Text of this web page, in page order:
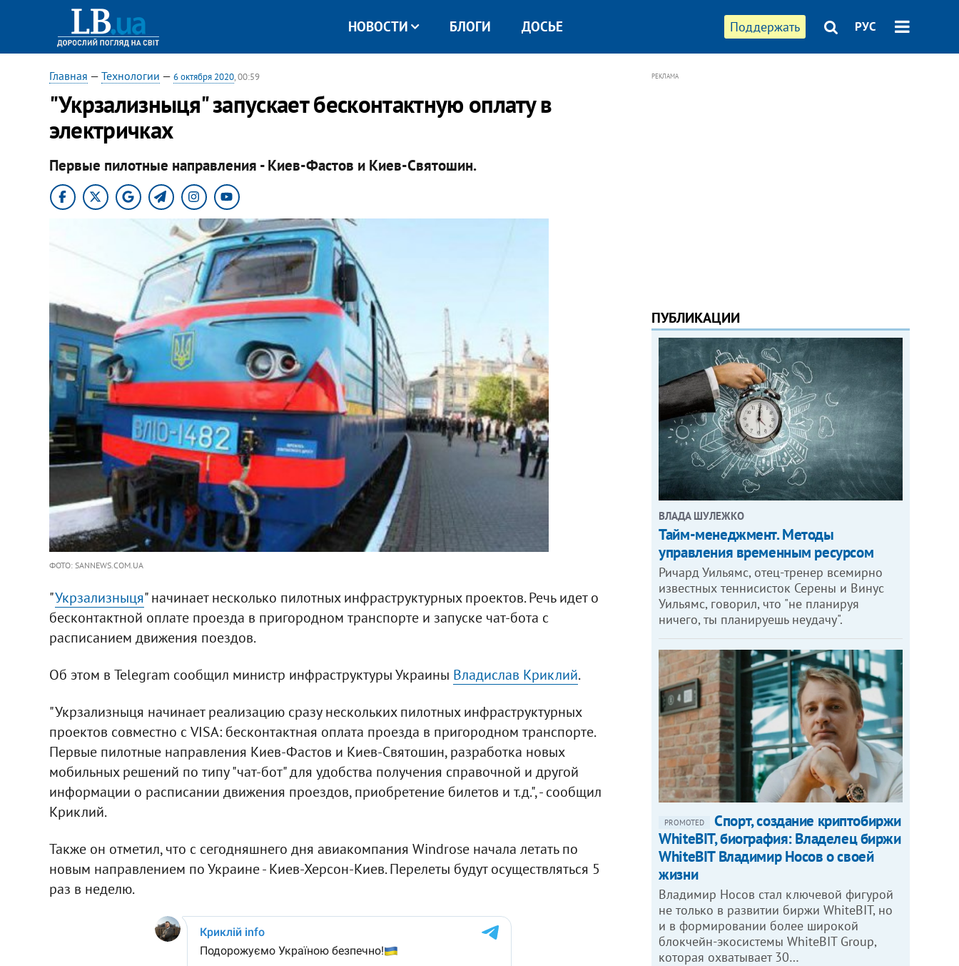
Поддержать РУС
НОВОСТИ БЛОГИ ДОСЬЕ
Главная — Технологии — 6 октября 2020, 00:59
"Укрзализныця" запускает бесконтактную оплату в
электричках
Первые пилотные направления - Киев-Фастов и Киев-Святошин.
ФОТО: SANNEWS.COM.UA
"Укрзализныця" начинает несколько пилотных инфраструктурных проектов. Речь идет о
бесконтактной оплате проезда в пригородном транспорте и запуске чат-бота с
расписанием движения поездов.
Об этом в Telegram сообщил министр инфраструктуры Украины Владислав Криклий.
"Укрзализныця начинает реализацию сразу нескольких пилотных инфраструктурных
проектов совместно с VISA: бесконтактная оплата проезда в пригородном транспорте.
Первые пилотные направления Киев-Фастов и Киев-Святошин, разработка новых
мобильных решений по типу "чат-бот" для удобства получения справочной и другой
информации о расписании движения проездов, приобретение билетов и т.д.", - сообщил
Криклий.
Также он отметил, что с сегодняшнего дня авиакомпания Windrose начала летать по
новым направлением по Украине - Киев-Херсон-Киев. Перелеты будут осуществляться 5
раз в неделю.
РЕКЛАМА
ПУБЛИКАЦИИ
ВЛАДА ШУЛЕЖКО
Тайм-менеджмент. Методы
управления временным ресурсом
Ричард Уильямс, отец-тренер всемирно
известных теннисисток Серены и Винус
Уильямс, говорил, что "не планируя
ничего, ты планируешь неудачу".
PROMOTED
Спорт, создание криптобиржи
WhiteBIT, биография: Владелец биржи
WhiteBIT Владимир Носов о своей
жизни
Владимир Носов стал ключевой фигурой
не только в развитии биржи WhiteBIT, но
и в формировании более широкой
блокчейн-экосистемы WhiteBIT Group,
которая охватывает 30…